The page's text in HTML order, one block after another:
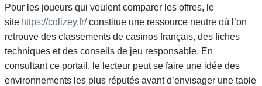
Pour les joueurs qui veulent comparer les offres, le
site https://colizey.fr/constitue une ressource neutre où l’on
retrouve des classements de casinos français, des fiches
techniques et des conseils de jeu responsable. En
consultant ce portail, le lecteur peut se faire une idée des
environnements les plus réputés avant d’envisager une table